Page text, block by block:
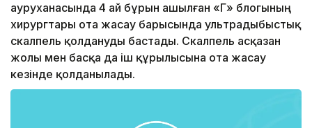
ауруханасында 4 ай бұрын ашылған «Г» блогының
хирургтары ота жасау барысында ультрадыбыстық
скалпель қолдануды бастады. Скалпель асқазан
жолы мен басқа да іш құрылысына ота жасау
кезінде қолданылады.